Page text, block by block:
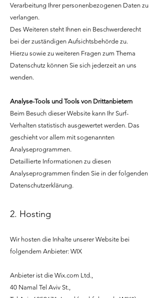
Verarbeitung Ihrer personenbezogenen Daten zu
verlangen.
Des Weiteren steht Ihnen ein Beschwerderecht
bei der zuständigen Aufsichtsbehörde zu.
Hierzu sowie zu weiteren Fragen zum Thema
Datenschutz können Sie sich jederzeit an uns
wenden.
Analyse-Tools und Tools von Drittanbietern
Beim Besuch dieser Website kann Ihr Surf-
Verhalten statistisch ausgewertet werden. Das
geschieht vor allem mit sogenannten
Analyseprogrammen.
Detaillierte Informationen zu diesen
Analyseprogrammen finden Sie in der folgenden
Datenschutzerklärung.
2. Hosting
Wir hosten die Inhalte unserer Website bei
folgendem Anbieter: WIX
Anbieter ist die Wix.com Ltd.,
40 Namal Tel Aviv St.,